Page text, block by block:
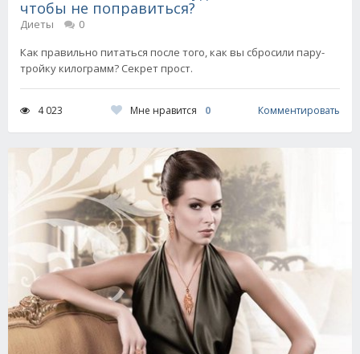
чтобы не поправиться?
Диеты
0
Как правильно питаться после того, как вы сбросили пару-
тройку килограмм? Секрет прост.
4 023 Мне нравится 0 Комментировать